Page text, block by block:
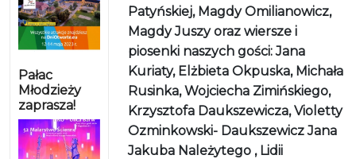
Pałac
Młodzieży
zaprasza!
Patyńskiej, Magdy Omilianowicz,
Magdy Juszy oraz wiersze i
piosenki naszych gości: Jana
Kuriaty, Elżbieta Okpuska, Michała
Rusinka, Wojciecha Zimińskiego,
Krzysztofa Daukszewicza, Violetty
Ozminkowski- Daukszewicz Jana
Jakuba Należytego , Lidii